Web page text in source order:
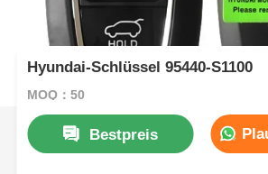
Hyundai-Schlüssel 95440-S1100
MOQ：50
Bestpreis